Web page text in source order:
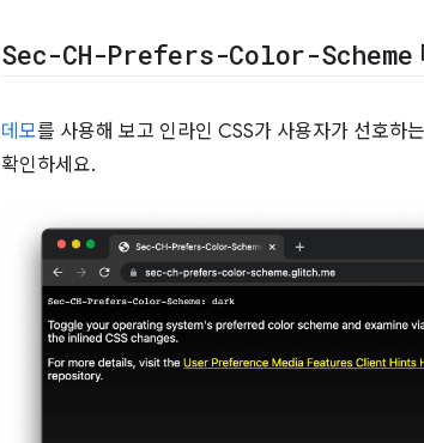
Sec-CH-Prefers-Color-Scheme
데모를 사용해 보고 인라인 CSS가 사용자가 선호하
확인하세요.